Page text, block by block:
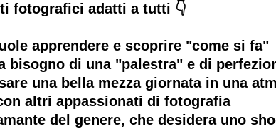
fotografici adatti a tutti 👇
apprendere e scoprire "come si fa"
bisogno di una "palestra" e di
una bella mezza giornata in una
altri appassionati di fotografia
del genere, che desidera uno